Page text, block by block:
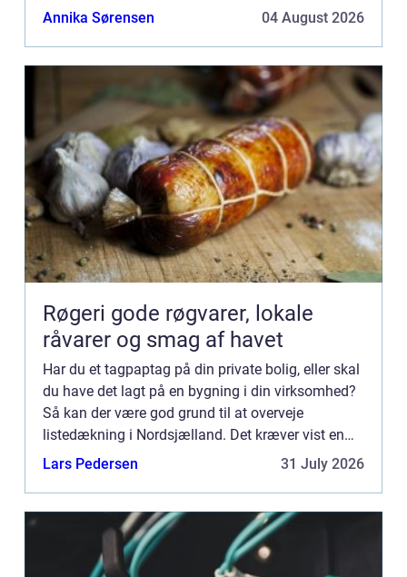
nærmere fo...
Annika Sørensen 04 August 2026
Røgeri gode røgvarer, lokale
råvarer og smag af havet
Har du et tagpaptag på din private bolig, eller skal
du have det lagt på en bygning i din virksomhed?
Så kan der være god grund til at overveje
listedækning i Nordsjælland. Det kræver vist en
nærmere fo...
Lars Pedersen 31 July 2026